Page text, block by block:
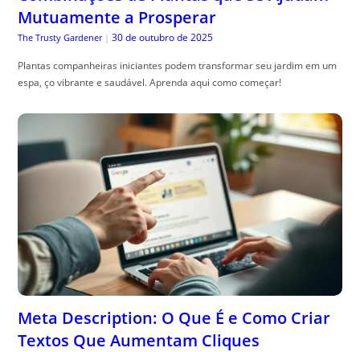
Mutuamente a Prosperar
The Trusty Gardener | 30 de outubro de 2025
Plantas companheiras iniciantes podem transformar seu jardim em um
espa, ço vibrante e saudável. Aprenda aqui como começar!
Meta Description: O Que É e Como Criar
Textos Que Aumentam Cliques